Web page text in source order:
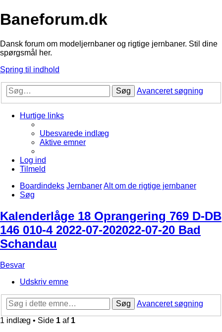
Baneforum.dk
Dansk forum om modeljernbaner og rigtige jernbaner. Stil dine
spørgsmål her.
Spring til indhold
Søg Avanceret søgning
Hurtige links
Ubesvarede indlæg
Aktive emner
Log ind
Tilmeld
Boardindeks JernbanerAlt om de rigtige jernbaner
Søg
Kalenderlåge 18 Oprangering 769 D-DB
146 010-4 2022-07-202022-07-20 Bad
Schandau
Besvar
Udskriv emne
Søg
Avanceret søgning
1 indlæg • Side 1 af 1